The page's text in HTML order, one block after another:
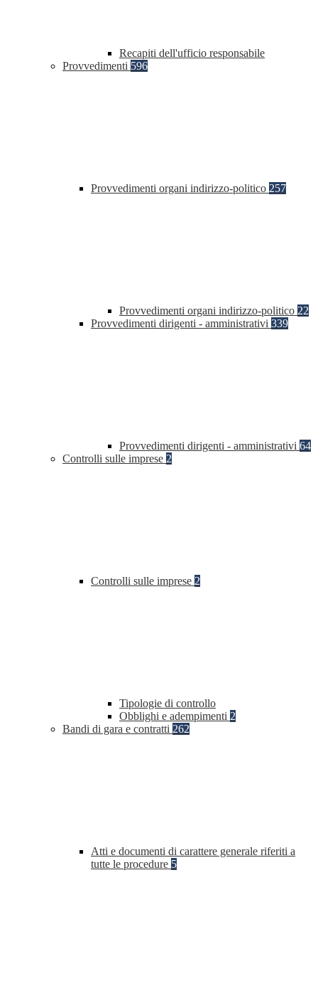
Recapiti dell'ufficio responsabile
Provvedimenti 596
Provvedimenti organi indirizzo-politico 257
Provvedimenti organi indirizzo-politico 22
Provvedimenti dirigenti - amministrativi 339
Provvedimenti dirigenti - amministrativi 64
Controlli sulle imprese 2
Controlli sulle imprese 2
Tipologie di controllo
Obblighi e adempimenti 2
Bandi di gara e contratti 262
Atti e documenti di carattere generale riferiti a
tutte le procedure 5